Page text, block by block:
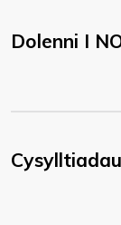
Dolenni I